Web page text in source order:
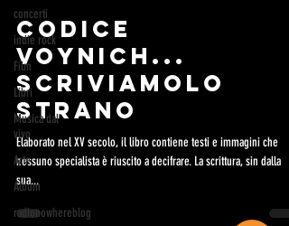
concerti
indie rock
Film
Libri
Musica dal
vivo
Arte
Album
radionowhereblog
Codice
Voynich...
Scriviamolo
strano
Elaborato nel XV secolo, il libro contiene testi e immagini che
nessuno specialista è riuscito a decifrare. La scrittura, sin dalla
sua...